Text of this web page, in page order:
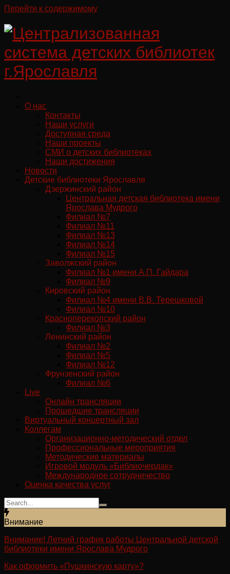
Перейти к содержимому
О нас
Контакты
Наши услуги
Доступная среда
Наши проекты
СМИ о детских библиотеках
Наши достижения
Новости
Детские библиотеки Ярославля
Дзержинский район
Центральная детская библиотека имени
Ярослава Мудрого
Филиал №7
Филиал №11
Филиал №13
Филиал №14
Филиал №15
Заволжский район
Филиал №1 имени А.П. Гайдара
Филиал №9
Кировский район
Филиал №4 имени В.В. Терешковой
Филиал №10
Красноперекопский район
Филиал №3
Ленинский район
Филиал №2
Филиал №5
Филиал №12
Фрунзенский район
Филиал №6
Live
Онлайн трансляции
Прошедшие трансляции
Виртуальный концертный зал
Коллегам
Организационно-методический отдел
Профессиональные мероприятия
Методические материалы
Игровой модуль «Библиочердак»
Международное сотрудничество
Оценка качества услуг
Внимание
Внимание! Летний график работы Центральной детской
библиотеки имени Ярослава Мудрого
Как оформить «Пушкинскую карту»?